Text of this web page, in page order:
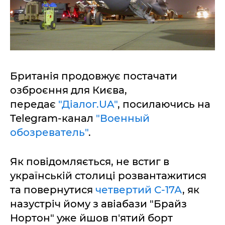
Британія продовжує постачати
озброєння для Києва,
передає "Діалог.UA", посилаючись на
Telegram-канал "Военный
обозреватель".
Як повідомляється, не встиг в
українській столиці розвантажитися
та повернутися четвертий С-17А, як
назустріч йому з авіабази "Брайз
Нортон" уже йшов п'ятий борт